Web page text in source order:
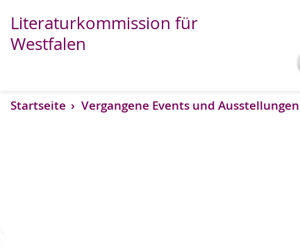
Transkript anzeigen
Abspielen
Pausieren
Literaturkommission für
Westfalen
Startseite Vergangene Events und Ausstellungen